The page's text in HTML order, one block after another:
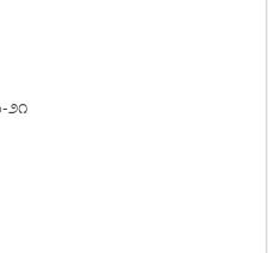
-೨೧